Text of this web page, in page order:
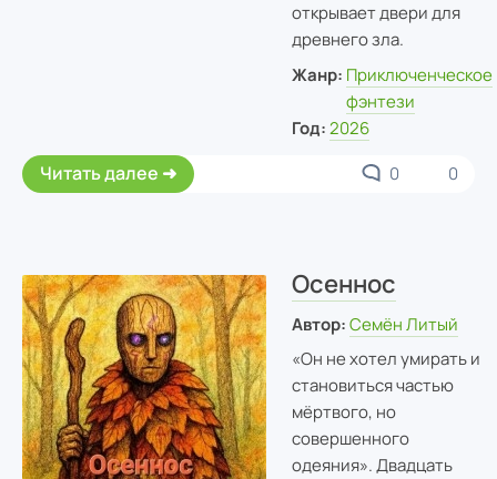
открывает двери для
древнего зла.
Жанр: Приключенческое
фэнтези
Год: 2026
Читать далее 0 0
Осеннос
Автор: Семён Литый
«Он не хотел умирать и
становиться частью
мёртвого, но
совершенного
одеяния». Двадцать